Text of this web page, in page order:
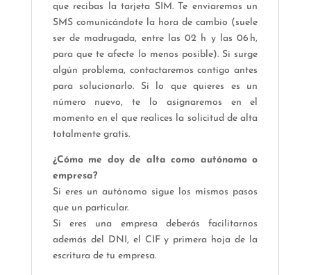
que recibas la tarjeta SIM. Te enviaremos un
SMS comunicándote la hora de cambio (suele
ser de madrugada, entre las 02 h y las 06 h,
para que te afecte lo menos posible). Si surge
algún problema, contactaremos contigo antes
para solucionarlo. Si lo que quieres es un
número nuevo, te lo asignaremos en el
momento en el que realices la solicitud de alta
totalmente gratis.
¿Cómo me doy de alta como autónomo o
empresa?
Si eres un autónomo sigue los mismos pasos
que un particular.
Si eres una empresa deberás facilitarnos
además del DNI, el CIF y primera hoja de la
escritura de tu empresa.